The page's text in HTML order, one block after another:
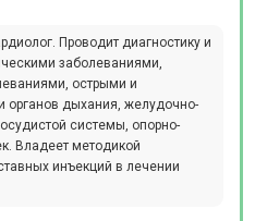
Проводит диагностику и
заболеваниями,
острыми и
органов дыхания, желудочно-
системы, опорно-
Владеет методикой
инъекций в лечении